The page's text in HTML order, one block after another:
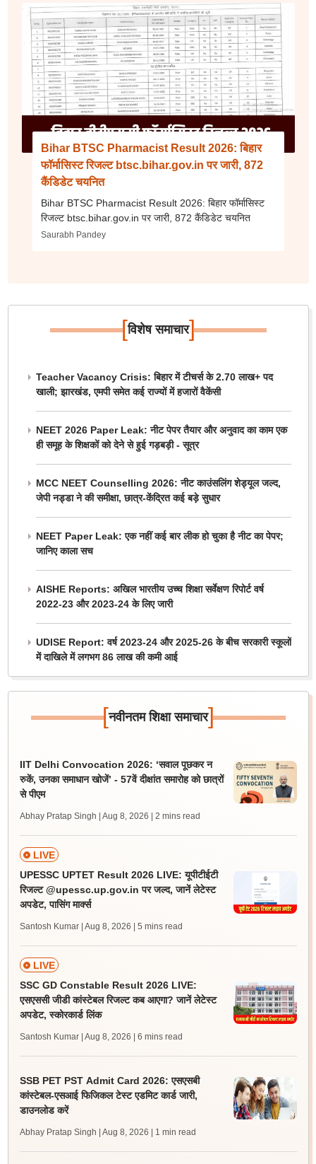
Bihar BTSC Pharmacist Result 2026: बिहार
फॉर्मासिस्ट रिजल्ट btsc.bihar.gov.in पर जारी, 872
कैंडिडेट चयनित
Bihar BTSC Pharmacist Result 2026: बिहार फॉर्मासिस्ट
रिजल्ट btsc.bihar.gov.in पर जारी, 872 कैंडिडेट चयनित
Saurabh Pandey
[विशेष समाचार]
Teacher Vacancy Crisis: बिहार में टीचर्स के 2.70 लाख+ पद
खाली; झारखंड, एमपी समेत कई राज्यों में हजारों वैकेंसी
NEET 2026 Paper Leak: नीट पेपर तैयार और अनुवाद का काम एक
ही समूह के शिक्षकों को देने से हुई गड़बड़ी - सूत्र
MCC NEET Counselling 2026: नीट काउंसलिंग शेड्यूल जल्द,
जेपी नड्डा ने की समीक्षा, छात्र-केंद्रित कई बड़े सुधार
NEET Paper Leak: एक नहीं कई बार लीक हो चुका है नीट का पेपर;
जानिए काला सच
AISHE Reports: अखिल भारतीय उच्च शिक्षा सर्वेक्षण रिपोर्ट वर्ष
2022-23 और 2023-24 के लिए जारी
UDISE Report: वर्ष 2023-24 और 2025-26 के बीच सरकारी स्कूलों
में दाखिले में लगभग 86 लाख की कमी आई
[नवीनतम शिक्षा समाचार]
IIT Delhi Convocation 2026: ‘सवाल पूछकर न
रुकें, उनका समाधान खोजें’ - 57वें दीक्षांत समारोह को छात्रों
से पीएम
Abhay Pratap Singh | Aug 8, 2026 | 2 mins read
LIVE
UPESSC UPTET Result 2026 LIVE: यूपीटीईटी
रिजल्ट @upessc.up.gov.in पर जल्द, जानें लेटेस्ट
अपडेट, पासिंग मार्क्स
Santosh Kumar | Aug 8, 2026 | 5 mins read
LIVE
SSC GD Constable Result 2026 LIVE:
एसएससी जीडी कांस्टेबल रिजल्ट कब आएगा? जानें लेटेस्ट
अपडेट, स्कोरकार्ड लिंक
Santosh Kumar | Aug 8, 2026 | 6 mins read
SSB PET PST Admit Card 2026: एसएसबी
कांस्टेबल-एसआई फिजिकल टेस्ट एडमिट कार्ड जारी,
डाउनलोड करें
Abhay Pratap Singh | Aug 8, 2026 | 1 min read